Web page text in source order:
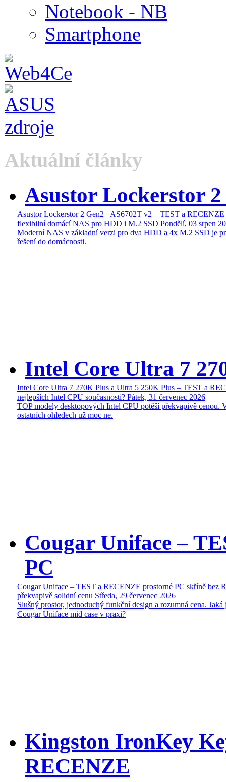
Notebook - NB
Smartphone
Aktuální články
Asustor Lockerstor
Asustor Lockerstor 2 Gen2+ AS6702T v2 – TEST a RECENZE
flexibilní domácí NAS pro HDD i M.2 SSD Pondělí, 03 srpen
Moderní NAS v základní verzi pro dva HDD a 4x M.2 SSD je
řešení do domácnosti.
Intel Core Ultra 7
Intel Core Ultra 7 270K Plus a Ultra 5 250K Plus – TEST a
nejlepších Intel CPU současnosti? Pátek, 31 červenec 2026
TOP modely desktopových Intel CPU potěší překvapivě cenou.
ostatních ohledech už moc ne.
Cougar Uniface –
PC
Cougar Uniface – TEST a RECENZE prostorné PC skříně bez
překvapivě solidní cenu Středa, 29 červenec 2026
Slušný prostor, jednoduchý funkční design a rozumná cena. Jaká
Cougar Uniface mid case v praxi?
Kingston IronKey
RECENZE